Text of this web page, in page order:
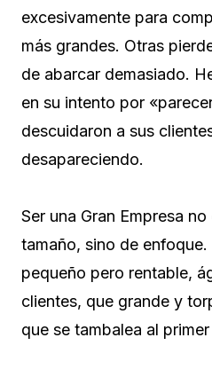
excesivamente para
más grandes. Otras
de abarcar demasiado.
en su intento por
descuidaron a sus
desapareciendo.
Ser una Gran Empresa
tamaño, sino de
pequeño pero rentable,
clientes, que grande y
que se tambalea al